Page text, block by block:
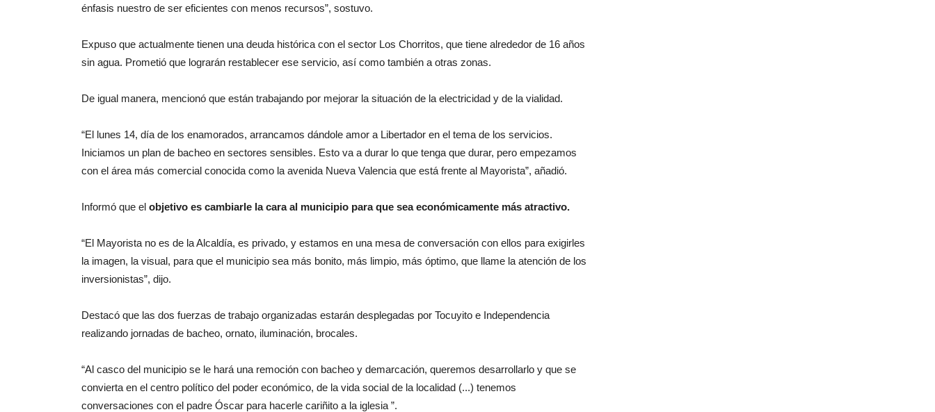
énfasis nuestro de ser eficientes con menos recursos”, sostuvo.
Expuso que actualmente tienen una deuda histórica con el sector Los Chorritos, que tiene alrededor de 16 años
sin agua. Prometió que lograrán restablecer ese servicio, así como también a otras zonas.
De igual manera, mencionó que están trabajando por mejorar la situación de la electricidad y de la vialidad.
“El lunes 14, día de los enamorados, arrancamos dándole amor a Libertador en el tema de los servicios.
Iniciamos un plan de bacheo en sectores sensibles. Esto va a durar lo que tenga que durar, pero empezamos
con el área más comercial conocida como la avenida Nueva Valencia que está frente al Mayorista”, añadió.
Informó que el objetivo es cambiarle la cara al municipio para que sea económicamente más atractivo.
“El Mayorista no es de la Alcaldía, es privado, y estamos en una mesa de conversación con ellos para exigirles
la imagen, la visual, para que el municipio sea más bonito, más limpio, más óptimo, que llame la atención de los
inversionistas”, dijo.
Destacó que las dos fuerzas de trabajo organizadas estarán desplegadas por Tocuyito e Independencia
realizando jornadas de bacheo, ornato, iluminación, brocales.
“Al casco del municipio se le hará una remoción con bacheo y demarcación, queremos desarrollarlo y que se
convierta en el centro político del poder económico, de la vida social de la localidad (...) tenemos
conversaciones con el padre Óscar para hacerle cariñito a la iglesia ”.